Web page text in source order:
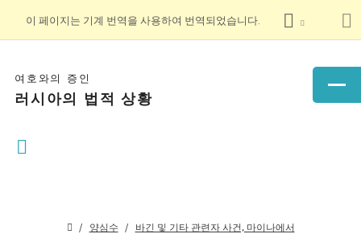
이 페이지는 기계 번역을 사용하여 번역되었습니다.
여호와의 증인
러시아의 법적 상황
양심수 바긴 및 기타 관련자 사건, 마이나에서